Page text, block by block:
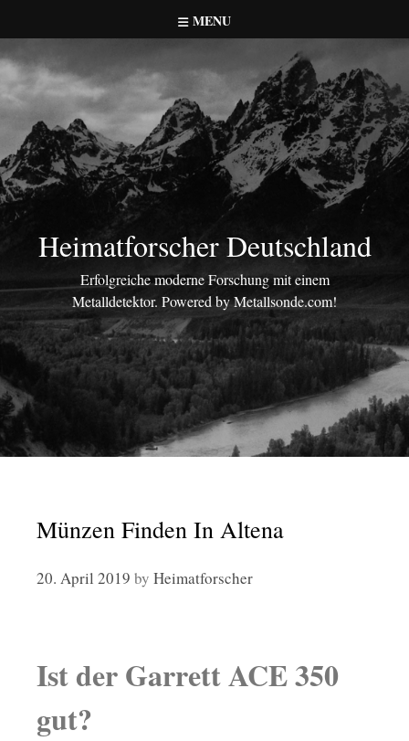
to
content
MENU
Heimatforscher Deutschland
Erfolgreiche moderne Forschung mit einem
Metalldetektor. Powered by Metallsonde.com!
Münzen Finden In Altena
20. April 2019 by Heimatforscher
Ist der Garrett ACE 350
gut?